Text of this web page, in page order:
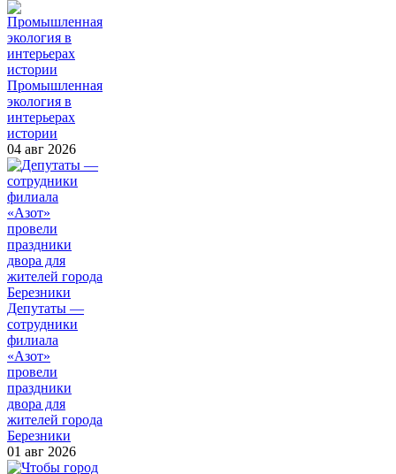
Промышленная
экология в
интерьерах
истории
04 авг 2026
Депутаты —
сотрудники
филиала
«Азот»
провели
праздники
двора для
жителей города
Березники
01 авг 2026